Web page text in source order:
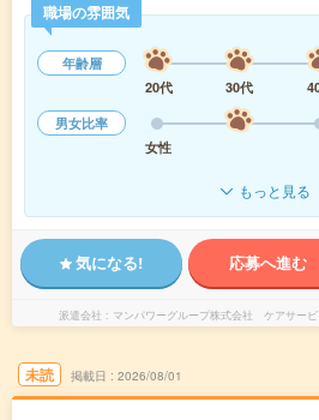
職場の雰囲気
年齢層
20代
30代
男女比率
女性
もっと見る
気になる! 応募へ進む
派遣会社 マンパワーグループ株式会社 ケアサー
未読 掲載日 2026/08/01